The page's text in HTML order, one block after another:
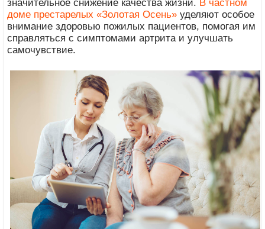
значительное снижение качества жизни. В частном
доме престарелых «Золотая Осень» уделяют особое
внимание здоровью пожилых пациентов, помогая им
справляться с симптомами артрита и улучшать
самочувствие.